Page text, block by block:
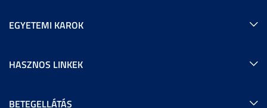
EGYETEMI KAROK
HASZNOS LINKEK
BETEGELLÁTÁS